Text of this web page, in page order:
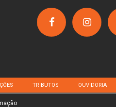
TRIBUTOS OUVIDORIA